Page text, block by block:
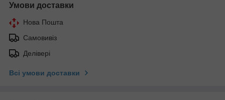
Умови доставки
Нова Пошта
Самовивіз
Делівері
Всі умови доставки